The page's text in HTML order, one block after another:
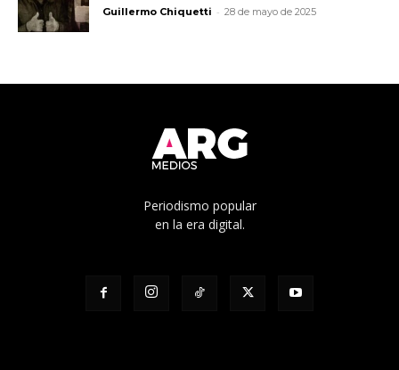
Guillermo Chiquetti - 28 de mayo de 2025
Periodismo popular
en la era digital.